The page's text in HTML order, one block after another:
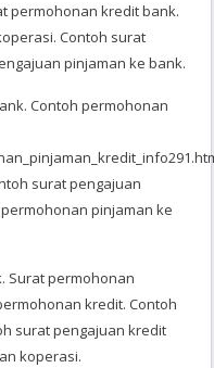
permohonan kredit bank.
Contoh surat
pinjaman ke bank.
Contoh permohonan
surat pengajuan
pinjaman ke
Surat permohonan
kredit. Contoh
surat pengajuan kredit
koperasi.